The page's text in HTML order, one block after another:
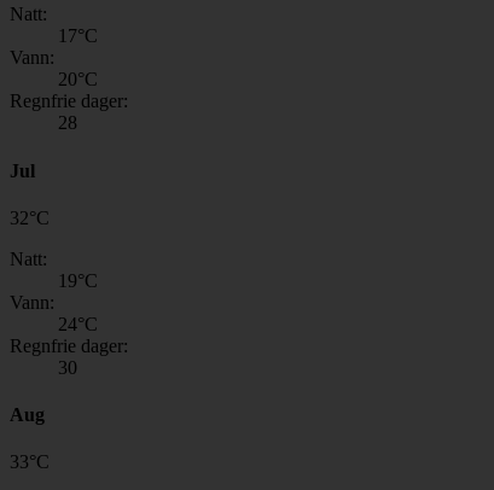
Natt:
17°C
Vann:
20°C
Regnfrie dager:
28
Jul
32°C
Natt:
19°C
Vann:
24°C
Regnfrie dager:
30
Aug
33°C